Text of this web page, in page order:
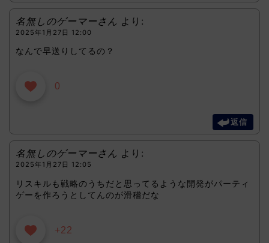
名無しのゲーマーさん より:
2025年1月27日 12:00
なんで早送りしてるの？
0
返信
名無しのゲーマーさん より:
2025年1月27日 12:05
リスキルも戦略のうちだと思ってるような開発がパーティ
ゲーを作ろうとしてんのが滑稽だな
+22